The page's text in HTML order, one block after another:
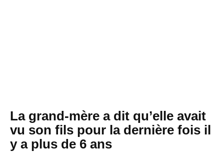
La grand-mère a dit qu’elle avait
vu son fils pour la dernière fois il
y a plus de 6 ans